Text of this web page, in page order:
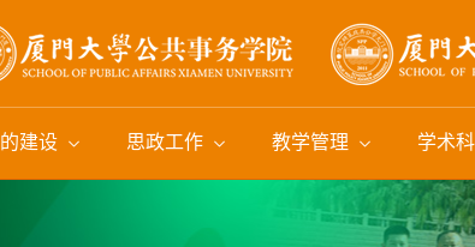
建设 思政工作 教学管理 学术